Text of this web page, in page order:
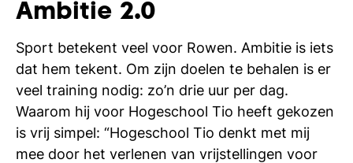
Ambitie 2.0
Sport betekent veel voor Rowen. Ambitie is iets
dat hem tekent. Om zijn doelen te behalen is er
veel training nodig: zo’n drie uur per dag.
Waarom hij voor Hogeschool Tio heeft gekozen
is vrij simpel: “Hogeschool Tio denkt met mij
mee door het verlenen van vrijstellingen voor